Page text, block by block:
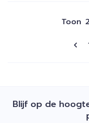
Toon
Blijf op de